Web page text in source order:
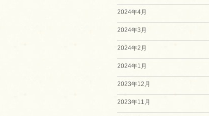
2024年4月
2024年3月
2024年2月
2024年1月
2023年12月
2023年11月